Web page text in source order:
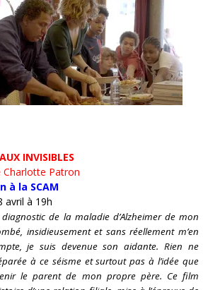
INVISIBLES
Charlotte Patron
à la SCAM
avril à 19h
de la maladie d’Alzheimer de mon
insidieusement et sans réellement m’en
je suis devenue son aidante. Rien ne
à ce séisme et surtout pas à l’idée que
le parent de mon propre père. Ce film